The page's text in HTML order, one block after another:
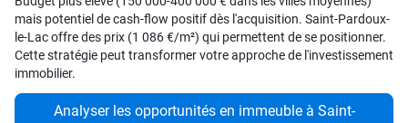
mais potentiel de cash-flow positif dès l'acquisition. Saint-Pardoux-
le-Lac offre des prix (1 086 €/m²) qui permettent de se positionner.
Cette stratégie peut transformer votre approche de l'investissement
immobilier.
Analyser les opportunités en immeuble à Saint-